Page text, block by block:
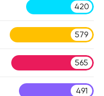
420
579
565
491